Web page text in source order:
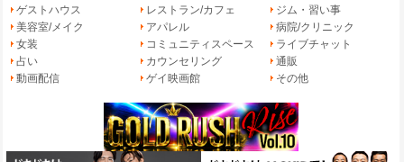
ゲストハウス
レストラン/カフェ
ジム・習い事
美容室/メイク
アパレル
病院/クリニック
女装
コミュニティスペース
ライブチャット
占い
カウンセリング
通販
動画配信
ゲイ映画館 その他